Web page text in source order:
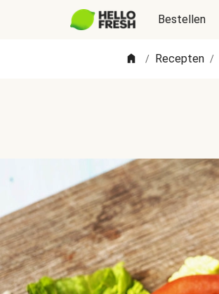
Bestellen
/ Recepten /